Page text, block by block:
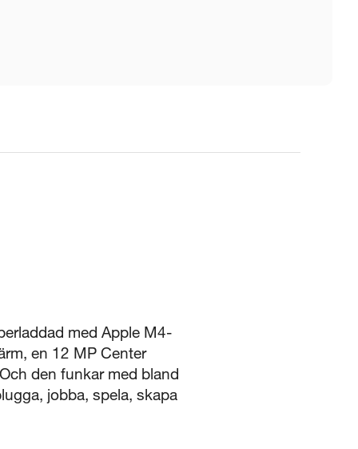
med Apple M4-
en 12 MP Center
den funkar med bland
jobba, spela, skapa